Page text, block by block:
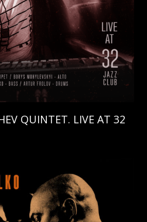
QUINTET. LIVE AT 32